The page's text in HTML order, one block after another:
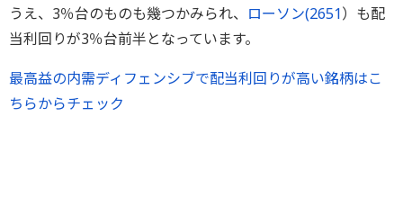
うえ、3％台のものも幾つかみられ、 ローソン(2651）も配
当利回りが3％台前半となっています。
最高益の内需ディフェンシブで配当利回りが高い銘柄はこ
ちらからチェック